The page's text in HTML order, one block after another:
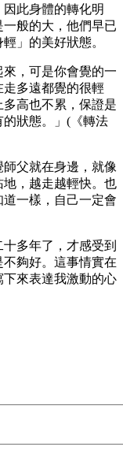
此身體的轉化明
般的大，他們早已
」的美好狀態。
，可是你會覺的一
多遠都覺的很輕
高也不累，保證是
狀態。」(《轉法
父就在身邊，就像
，越走越輕快。也
一樣，自己一定會
多年了，才感受到
夠好。這事情實在
來表達我激動的心